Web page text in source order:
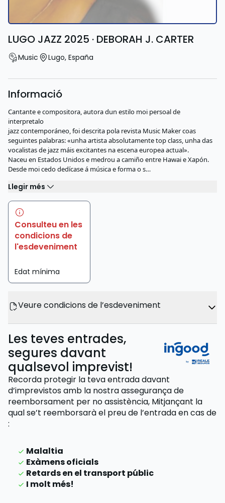
LUGO JAZZ 2025 · DEBORAH J. CARTER
Music Lugo, España
Informació
Cantante e compositora, autora dun estilo moi persoal de
interpretalo
jazz contemporáneo, foi descrita pola revista Music Maker coas
seguintes palabras: «unha artista absolutamente top class, unha das
vocalistas de jazz máis excitantes na escena europea actual».
Naceu en Estados Unidos e medrou a camiño entre Hawai e Xapón.
Desde moi cedo dedícase á música e forma o s…
Llegir més
Consulteu en les
condicions de
l'esdeveniment
Edat mínima
Veure condicions de l’esdeveniment
Les teves entrades,
segures davant
qualsevol imprevist!
Recorda protegir la teva entrada davant
d’imprevistos amb la nostra assegurança de
reemborsament per no assistència, Mitjançant la
qual se’t reemborsarà el preu de l’entradaen cas de
:
Malaltia
Exàmens oficials
Retards en el transport públic
I molt més!